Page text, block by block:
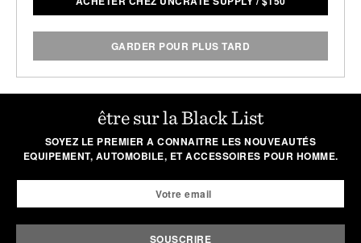
GARDER POUR PLUS TARD
être sur la Black List
SOYEZ LE PREMIER A CONNAITRE LES NOUVEAUTÉS
EQUIPEMENT, AUTOMOBILE, ET ACCESSOIRES POUR HOMME.